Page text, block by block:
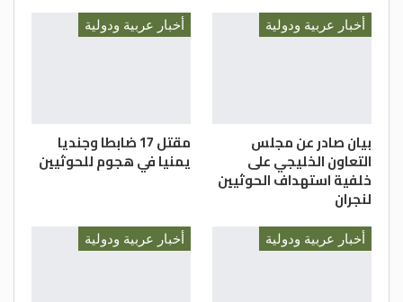
أخبار عربية ودولية
بيان صادر عن مجلس
التعاون الخليجي على
خلفية استهداف الحوثيين
لنجران
أخبار عربية ودولية
مقتل 17 ضابطا وجنديا
يمنيا في هجوم للحوثيين
أخبار عربية ودولية أخبار عربية ودولية